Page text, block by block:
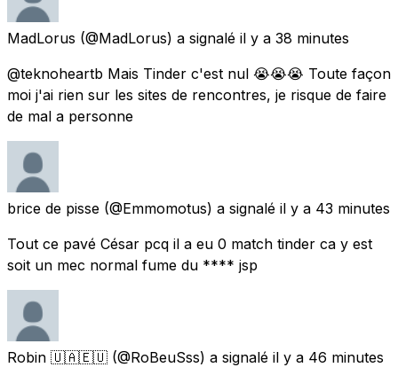
MadLorus (@MadLorus) a signalé il y a 38 minutes
@teknoheartb Mais Tinder c'est nul 😭😭😭 Toute façon
moi j'ai rien sur les sites de rencontres, je risque de faire
de mal a personne
brice de pisse (@Emmomotus) a signalé il y a 43 minutes
Tout ce pavé César pcq il a eu 0 match tinder ca y est
soit un mec normal fume du **** jsp
Robin 🇺🇦🇪🇺 (@RoBeuSss) a signalé il y a 46 minutes